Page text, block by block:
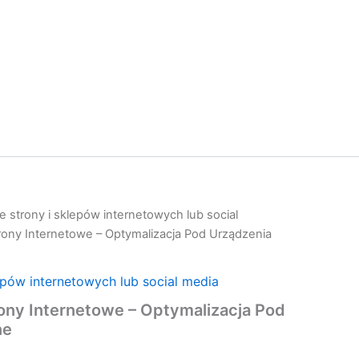
strony i sklepów internetowych lub social
Internetowe – Optymalizacja Pod Urządzenia
internetowych lub social media
Internetowe – Optymalizacja Pod